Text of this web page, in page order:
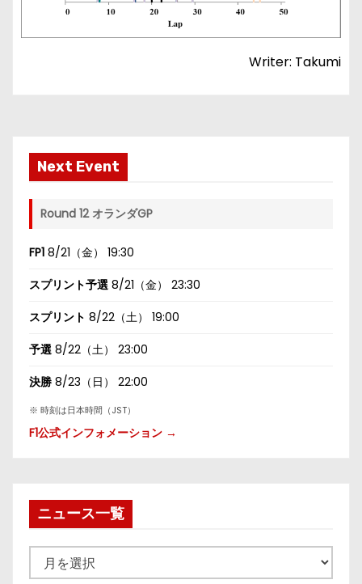
Writer: Takumi
Next Event
Round 12 オランダGP
FP1 8/21（金） 19:30
スプリント予選 8/21（金） 23:30
スプリント 8/22（土） 19:00
予選 8/22（土） 23:00
決勝 8/23（日） 22:00
※ 時刻は日本時間（JST）
F1公式インフォメーション →
ニュース一覧
ュ